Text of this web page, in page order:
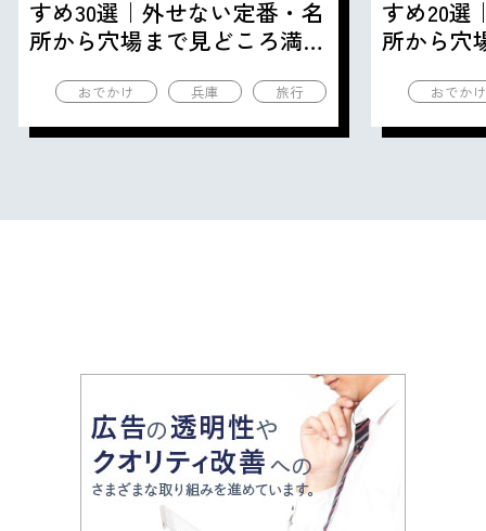
すめ30選｜外せない定番・名
所から穴場まで見どころ満載
おでかけ 兵庫 旅行
すめ20選
所から穴
おでか